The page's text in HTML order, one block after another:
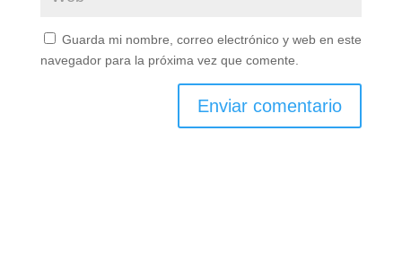
Guarda mi nombre, correo electrónico y web en este
navegador para la próxima vez que comente.